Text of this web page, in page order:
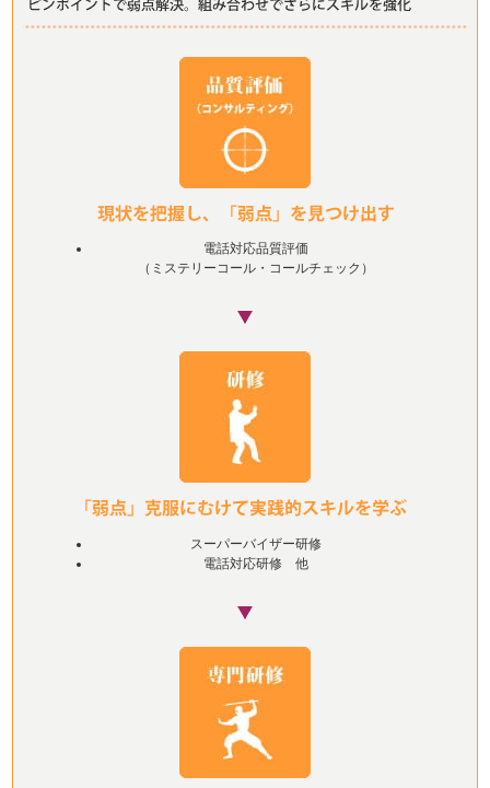
電話対応品質評価
（ミステリーコール・コールチェック）
スーパーバイザー研修
電話対応研修 他